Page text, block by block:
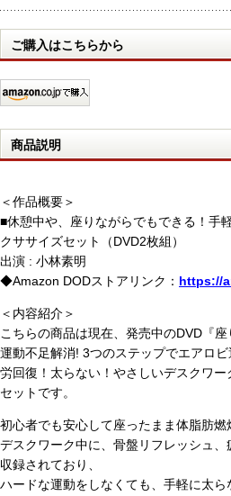
ご購入はこちらから
商品説明
＜作品概要＞
■休憩中や、座りながらでもできる！手
クササイズセット（DVD2枚組）
出演 : 小林素明
◆Amazon DODストアリンク： https://
＜内容紹介＞
こちらの商品は現在、発売中のDVD『
運動不足解消! 3つのステップでエアロ
労回復！太らない！やさしいデスクワ
セットです。
初心者でも安心して座ったまま体脂肪燃
デスクワーク中に、骨盤リフレッシュ
収録されており、
ハードな運動をしなくても、手軽に太